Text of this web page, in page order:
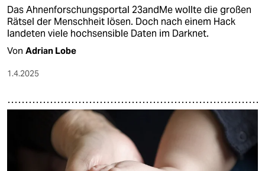
Das Ahnenforschungsportal 23andMe wollte die großen
Rätsel der Menschheit lösen. Doch nach einem Hack
landeten viele hochsensible Daten im Darknet.
Von Adrian Lobe
1.4.2025